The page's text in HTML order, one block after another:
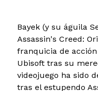
Bayek (y su águila
Assassin's Creed:
franquicia de
Ubisoft tras su
videojuego ha sido
tras el estupendo